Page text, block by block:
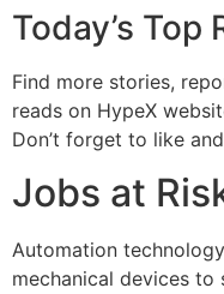
Today’s Top
Find more stories,
reads on HypeX
Don’t forget to like
Jobs at
Automation
mechanical devices